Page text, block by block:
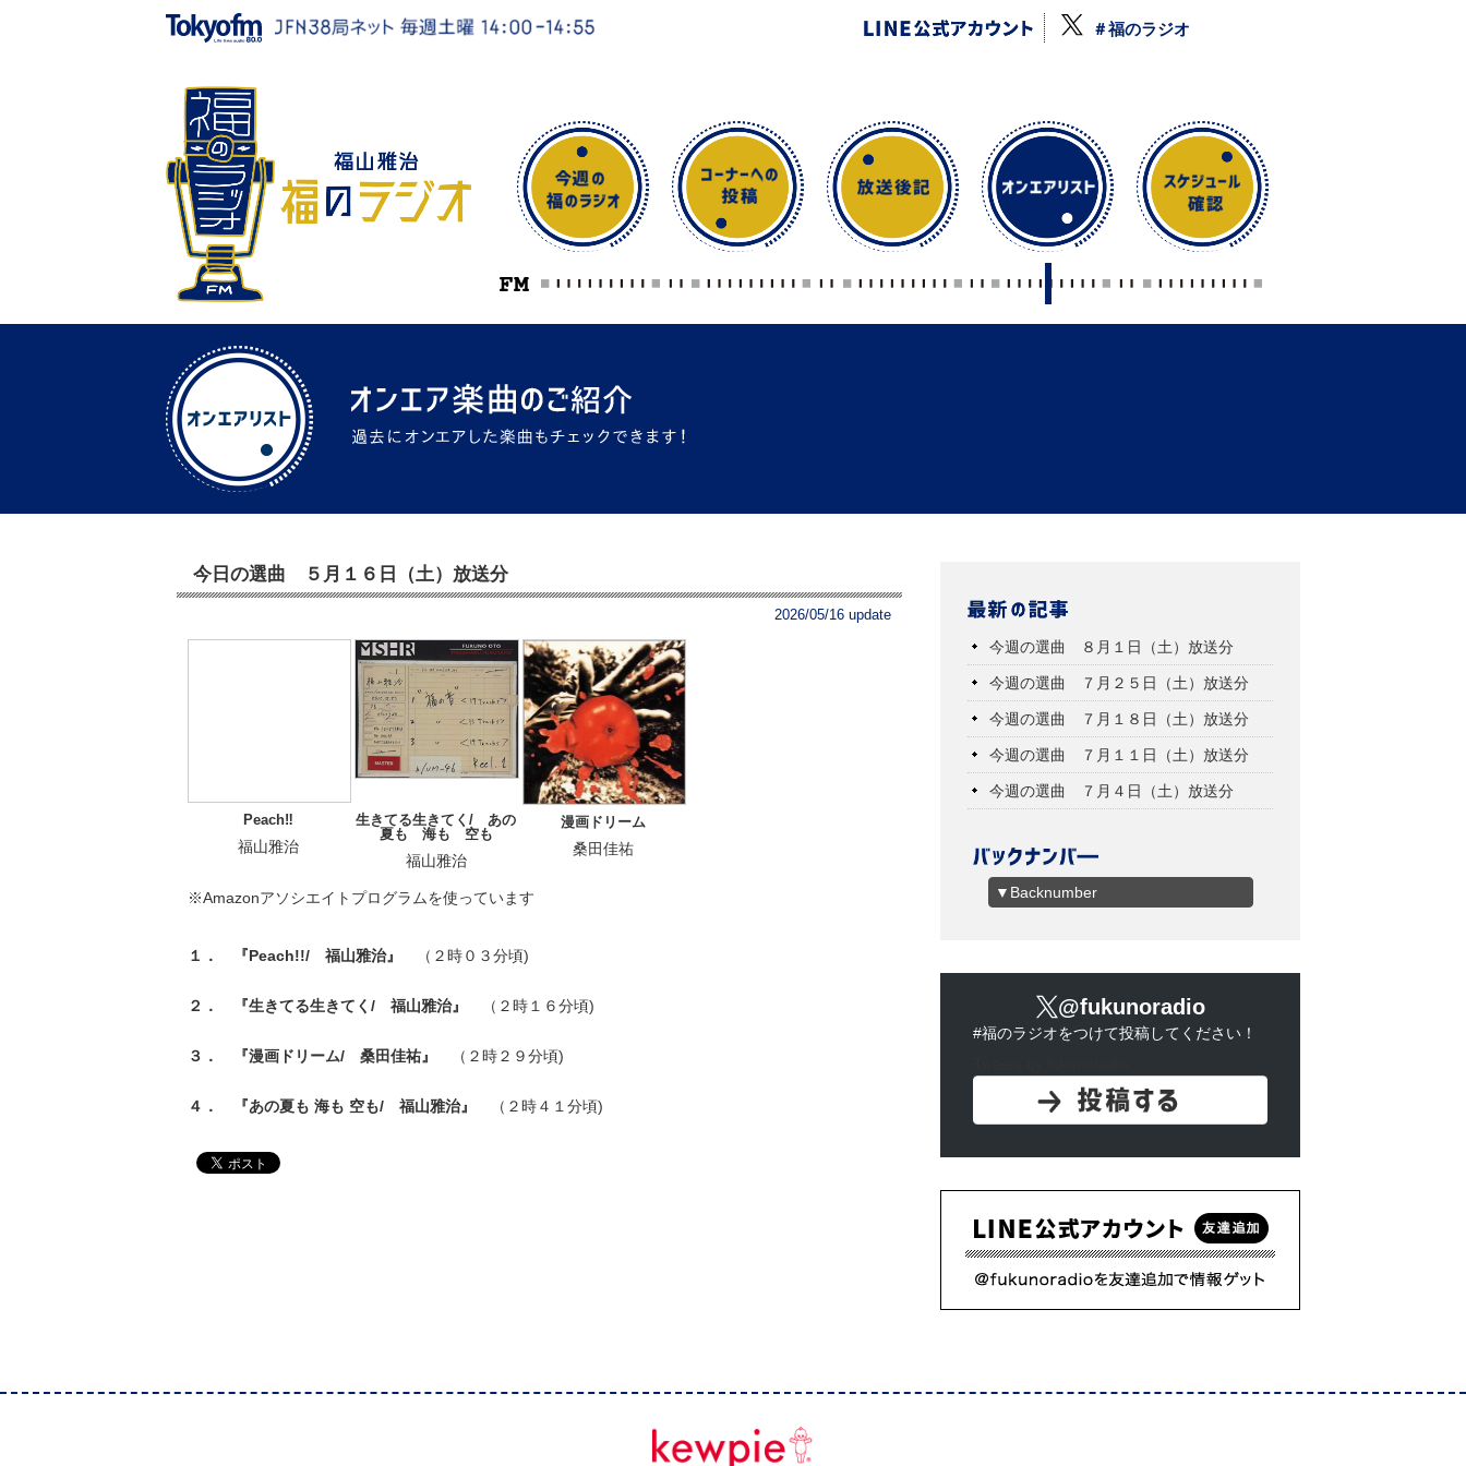
＃福のラジオ
今日の選曲 ５月１６日（土）放送分
2026/05/16 update
Peach‼
福山雅治
生きてる生きてく/ あの
夏も 海も 空も
福山雅治
漫画ドリーム
桑田佳祐
※Amazonアソシエイトプログラムを使っています
１． 『Peach!!/ 福山雅治』 （２時０３分頃)
２． 『生きてる生きてく/ 福山雅治』 （２時１６分頃)
３． 『漫画ドリーム/ 桑田佳祐』 （２時２９分頃)
４． 『あの夏も 海も 空も/ 福山雅治』 （２時４１分頃)
今週の選曲 ８月１日（土）放送分
今週の選曲 ７月２５日（土）放送分
今週の選曲 ７月１８日（土）放送分
今週の選曲 ７月１１日（土）放送分
今週の選曲 ７月４日（土）放送分
@fukunoradio
#福のラジオをつけて投稿してください！